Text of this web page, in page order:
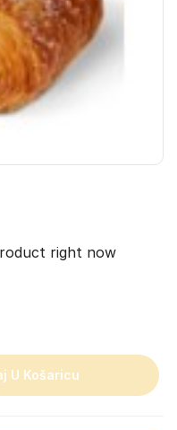
right now
U Košaricu